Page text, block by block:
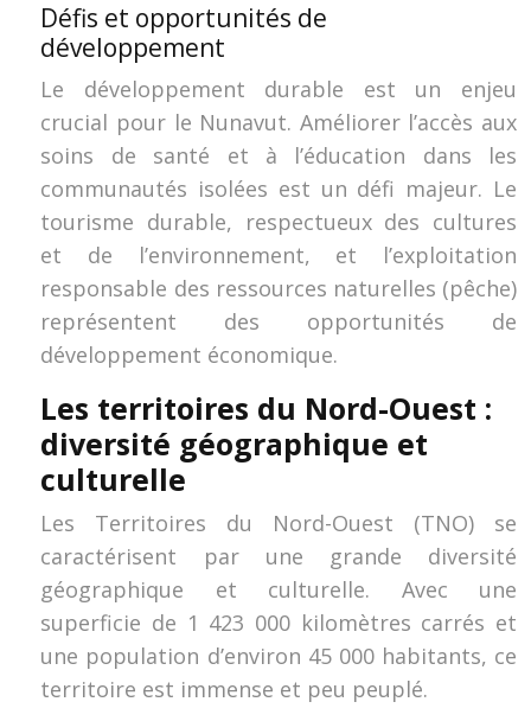
Défis et opportunités de
développement
Le développement durable est un enjeu
crucial pour le Nunavut. Améliorer l’accès aux
soins de santé et à l’éducation dans les
communautés isolées est un défi majeur. Le
tourisme durable, respectueux des cultures
et de l’environnement, et l’exploitation
responsable des ressources naturelles (pêche)
représentent des opportunités de
développement économique.
Les territoires du Nord-Ouest :
diversité géographique et
culturelle
Les Territoires du Nord-Ouest (TNO) se
caractérisent par une grande diversité
géographique et culturelle. Avec une
superficie de 1 423 000 kilomètres carrés et
une population d’environ 45 000 habitants, ce
territoire est immense et peu peuplé.